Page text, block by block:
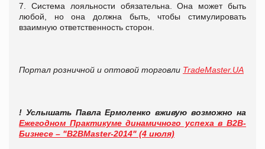
7. Система лояльности обязательна. Она может быть
любой, но она должна быть, чтобы стимулировать
взаимную ответственность сторон.
Портал розничной и оптовой торговли TradeMaster.UA
! Услышать Павла Ермоленко вживую возможно на
Ежегодном Практикуме динамичного успеха в В2В-
Бизнесе – "B2BMaster-2014" (4 июля)